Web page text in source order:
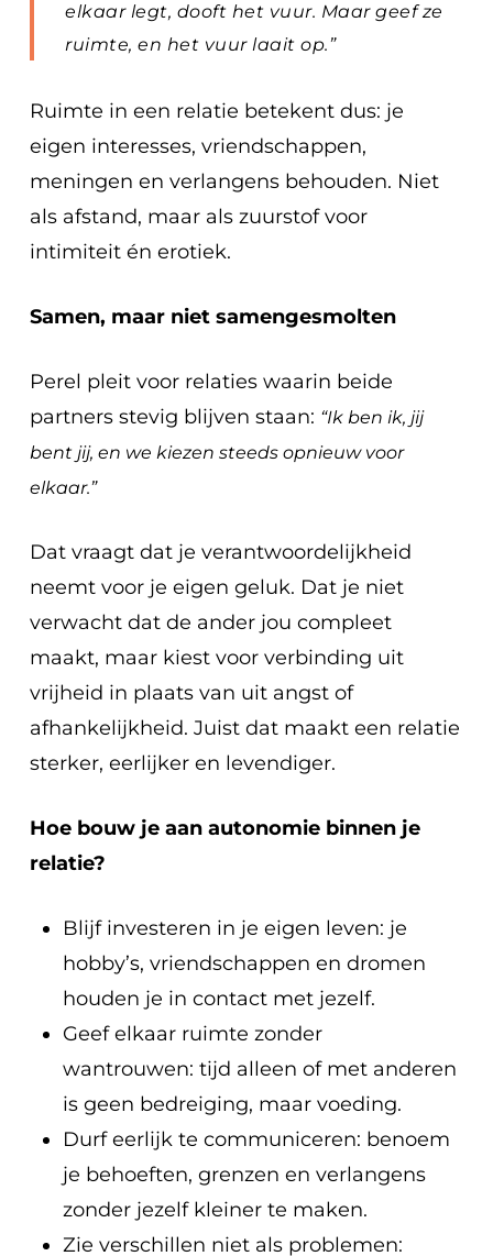
elkaar legt, dooft het vuur. Maar geef ze
ruimte, en het vuur laait op.”
Ruimte in een relatie betekent dus: je
eigen interesses, vriendschappen,
meningen en verlangens behouden. Niet
als afstand, maar als zuurstof voor
intimiteit én erotiek.
Samen, maar niet samengesmolten
Perel pleit voor relaties waarin beide
partners stevig blijven staan: “Ik ben ik, jij
bent jij, en we kiezen steeds opnieuw voor
elkaar.”
Dat vraagt dat je verantwoordelijkheid
neemt voor je eigen geluk. Dat je niet
verwacht dat de ander jou compleet
maakt, maar kiest voor verbinding uit
vrijheid in plaats van uit angst of
afhankelijkheid. Juist dat maakt een relatie
sterker, eerlijker en levendiger.
Hoe bouw je aan autonomie binnen je
relatie?
Blijf investeren in je eigen leven: je
hobby’s, vriendschappen en dromen
houden je in contact met jezelf.
Geef elkaar ruimte zonder
wantrouwen: tijd alleen of met anderen
is geen bedreiging, maar voeding.
Durf eerlijk te communiceren: benoem
je behoeften, grenzen en verlangens
zonder jezelf kleiner te maken.
Zie verschillen niet als problemen: